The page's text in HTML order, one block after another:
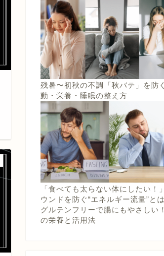
残暑〜初秋の不調「秋バテ」を防
動・栄養・睡眠の整え方
「食べても太らない体にしたい！
ウンドを防ぐ“エネルギー流量”と
グルテンフリーで腸にもやさしい
の栄養と活用法